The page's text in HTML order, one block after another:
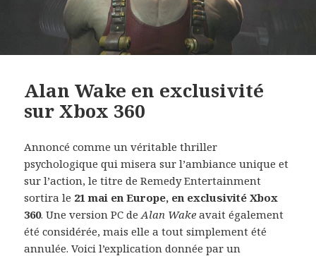
Alan Wake en exclusivité
sur Xbox 360
Annoncé comme un véritable thriller
psychologique qui misera sur l’ambiance unique et
sur l’action, le titre de Remedy Entertainment
sortira le 21 mai en Europe, en exclusivité Xbox
360. Une version PC deAlan Wake avait également
été considérée, mais elle a tout simplement été
annulée. Voici l’explication donnée par un